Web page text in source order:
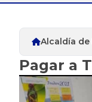
Alcaldía de
Pagar a